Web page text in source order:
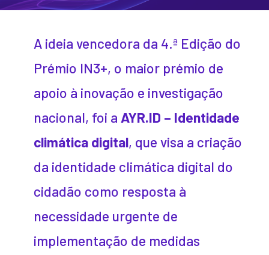
A ideia vencedora da 4.ª Edição do
Prémio IN3+, o maior prémio de
apoio à inovação e investigação
nacional, foi a AYR.ID – Identidade
climática digital, que visa a criação
da identidade climática digital do
cidadão como resposta à
necessidade urgente de
implementação de medidas